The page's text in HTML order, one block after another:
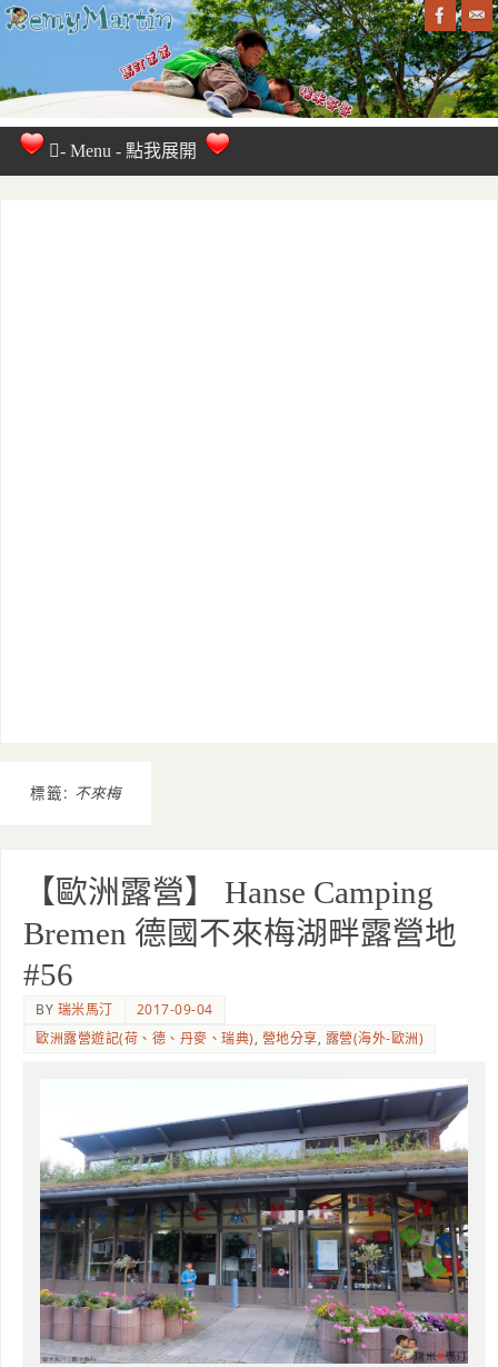
標籤: 不來梅
【歐洲露營】 Hanse Camping
Bremen 德國不來梅湖畔露營地
#56
BY 瑞米馬汀
2017-09-04
歐洲露營遊記(荷、德、丹麥、瑞典), 營地分享, 露營(海外-歐洲)